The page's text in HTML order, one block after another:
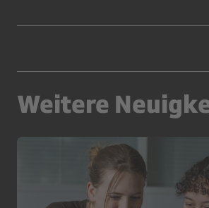
Weitere